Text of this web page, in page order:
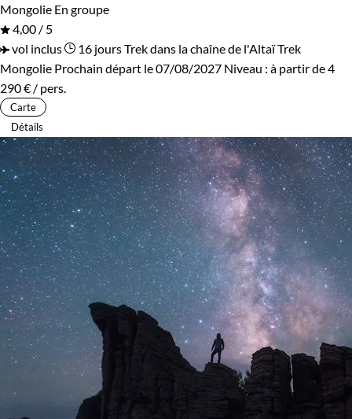
Mongolie En groupe
4,00 / 5
vol inclus
16 joursTrek dans la chaîne de l'AltaïTrek
Mongolie Prochain départ le 07/08/2027 Niveau : à partir de4
290 € / pers.
Carte
Détails